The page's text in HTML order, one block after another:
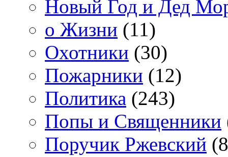
Новый Год и Дед
о Жизни (11)
Охотники (30)
Пожарники (12)
Политика (243)
Попы и Священники
Поручик Ржевский